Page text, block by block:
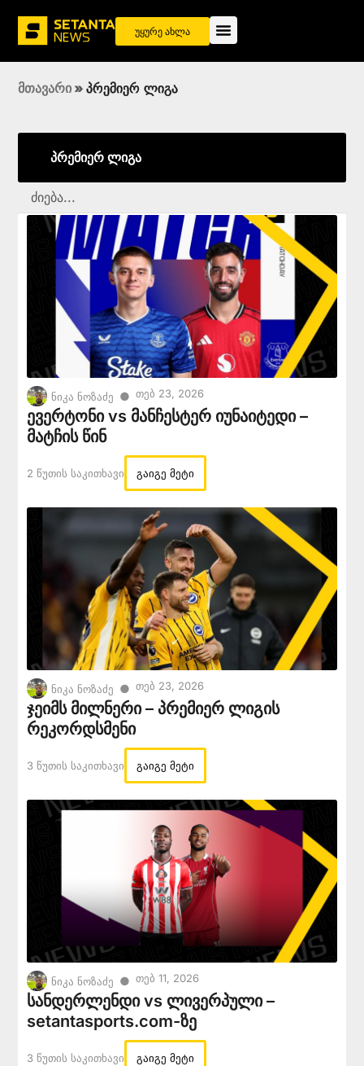
უყურე ახლა
მთავარი » პრემიერ ლიგა
პრემიერ ლიგა
ნიკა ნოზაძე ● Თებ 23, 2026
ევერტონი vs მანჩესტერ იუნაიტედი –
მატჩის წინ
2 Წუთის Საკითხავი გაიგე მეტი
ნიკა ნოზაძე ● Თებ 23, 2026
ჯეიმს მილნერი – პრემიერ ლიგის
რეკორდსმენი
3 Წუთის Საკითხავი გაიგე მეტი
ნიკა ნოზაძე ● Თებ 11, 2026
სანდერლენდი vs ლივერპული –
setantasports.com-ზე
3 Წუთის Საკითხავი გაიგე მეტი